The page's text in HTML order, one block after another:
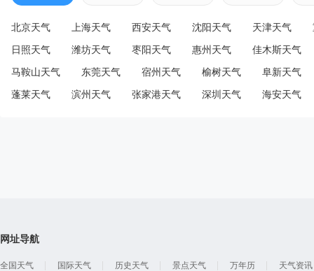
北京天气 上海天气 西安天气 沈阳天气 天津天气
日照天气 潍坊天气 枣阳天气 惠州天气 佳木斯天气
马鞍山天气 东莞天气 宿州天气 榆树天气 阜新天气
蓬莱天气 滨州天气 张家港天气 深圳天气 海安天气
网址导航
全国天气 国际天气 历史天气 景点天气 万年历 天气资讯